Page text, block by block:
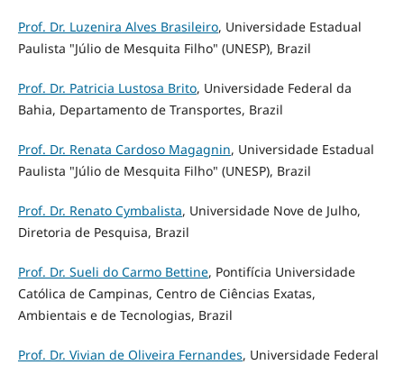
Prof. Dr. Luzenira Alves Brasileiro, Universidade Estadual
Paulista "Júlio de Mesquita Filho" (UNESP), Brazil
Prof. Dr. Patricia Lustosa Brito, Universidade Federal da
Bahia, Departamento de Transportes, Brazil
Prof. Dr. Renata Cardoso Magagnin, Universidade Estadual
Paulista "Júlio de Mesquita Filho" (UNESP), Brazil
Prof. Dr. Renato Cymbalista, Universidade Nove de Julho,
Diretoria de Pesquisa, Brazil
Prof. Dr. Sueli do Carmo Bettine, Pontifícia Universidade
Católica de Campinas, Centro de Ciências Exatas,
Ambientais e de Tecnologias, Brazil
Prof. Dr. Vivian de Oliveira Fernandes, Universidade Federal